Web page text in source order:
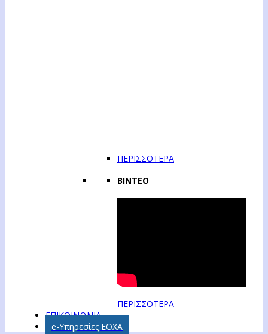
ΠΕΡΙΣΣΟΤΕΡΑ
ΒΙΝΤΕΟ
ΠΕΡΙΣΣΟΤΕΡΑ
ΕΠΙΚΟΙΝΩΝΙΑ
e-Υπηρεσίες ΕΟΧΑ